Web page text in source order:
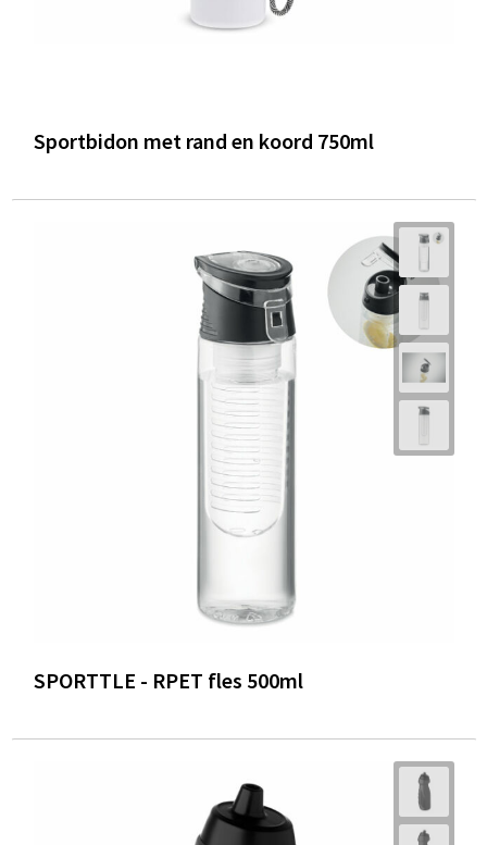
Sportbidon met rand en koord 750ml
SPORTTLE - RPET fles 500ml